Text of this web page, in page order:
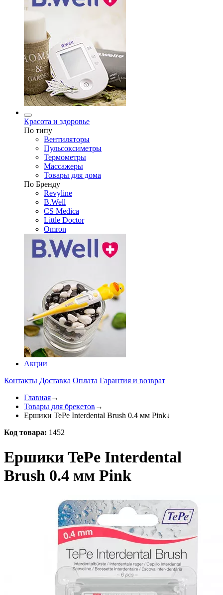
Красота и здоровье
По типу
Вентиляторы
Пульсоксиметры
Термометры
Массажеры
Товары для дома
По Бренду
Revyline
B.Well
CS Medica
Little Doctor
Omron
Акции
Контакты Доставка Оплата Гарантия и возврат
Главная→
Товары для брекетов →
Ершики TePe Interdental Brush 0.4 мм Pink↓
Код товара: 1452
Ершики TePe Interdental
Brush 0.4 мм Pink